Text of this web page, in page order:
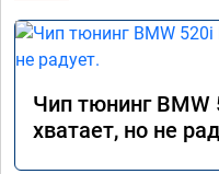
Чип тюнинг BMW
хватает, но не